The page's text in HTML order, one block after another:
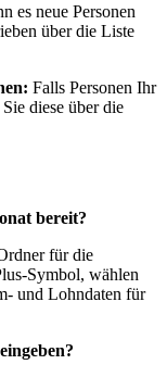
es neue Personen
über die Liste
Falls Personen Ihr
diese über die
bereit?
für die
Symbol, wählen
und Lohndaten für